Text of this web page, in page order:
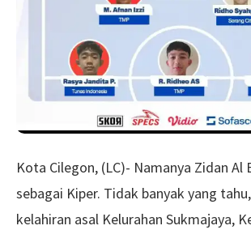
Kota Cilegon, (LC)- Namanya Zidan Al
sebagai Kiper. Tidak banyak yang
kelahiran asal Kelurahan Sukmajaya,